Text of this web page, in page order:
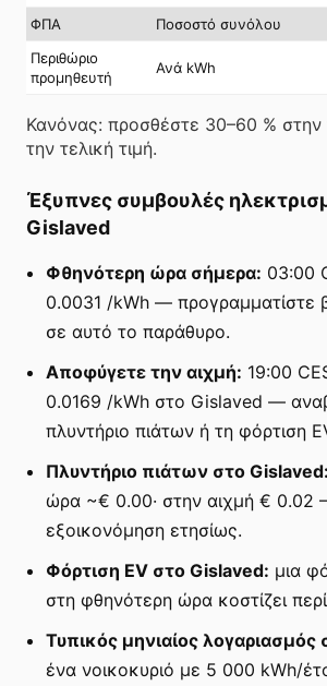
ΦΠΑ
Ποσοστό συνόλου
Περιθώριο
προμηθευτή
Ανά kWh
Κανόνας: προσθέστε 30–60 % στην
την τελική τιμή.
Έξυπνες συμβουλές
Gislaved
Φθηνότερη ώρα σήμερα: 03:00
0.0031 /kWh — προγραμματίστε
σε αυτό το παράθυρο.
Αποφύγετε την αιχμή: 19:00
0.0169 /kWh στο Gislaved —
πλυντήριο πιάτων ή τη φόρτιση
Πλυντήριο πιάτων στο Gislaved:
ώρα ~€ 0.00· στην αιχμή € 0.02
εξοικονόμηση ετησίως.
Φόρτιση EV στο Gislaved: μια
στη φθηνότερη ώρα κοστίζει
Τυπικός μηνιαίος λογαριασμός
ένα νοικοκυριό με 5 000 kWh/